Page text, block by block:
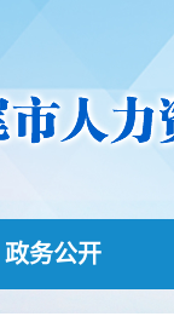
政务公开